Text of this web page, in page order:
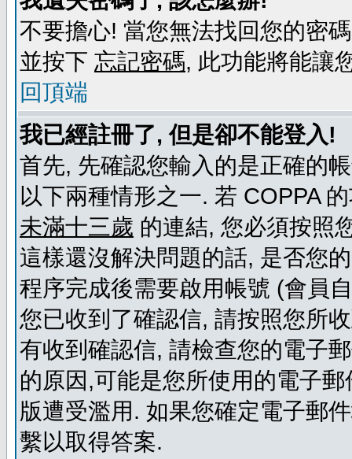
不要擔心! 當您無法找回您的密
並按下 忘記密碼, 此功能將能讓
回頂端
我已經註冊了, 但是卻不能登入!
首先, 先確認您輸入的是正確的
以下兩種情形之一. 若 COPPA
未滿十三歲 的連結, 您必須按照
這樣還沒解決問題的話, 是否您
程序完成後需要啟用帳號 (會員
您已收到了確認信, 請按照您所
有收到確認信, 請檢查您的電子
的原因,可能是您所使用的電子
版遭受濫用. 如果您確定電子郵
繫以取得答案.